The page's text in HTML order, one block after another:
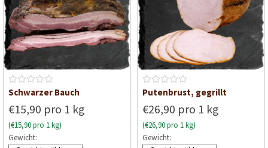
n
5
n
B
w
e
r
Schwarzer Bauch
€15,90 pro 1 kg
(€15,90 pro 1 kg)
Gewicht:
B
w
e
r
Putenbrust, gegrillt
€26,90 pro 1 kg
(€26,90 pro 1 kg)
Gewicht: